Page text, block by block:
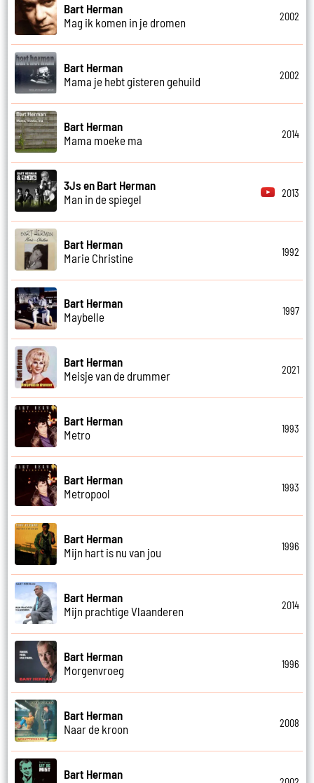
Bart Herman
Mag ik komen in je dromen
2002
Bart Herman
Mama je hebt gisteren gehuild
2002
Bart Herman
Mama moeke ma
2014
3Js en Bart Herman
Man in de spiegel
2013
Bart Herman
Marie Christine
1992
Bart Herman
Maybelle
1997
Bart Herman
Meisje van de drummer
2021
Bart Herman
Metro
1993
Bart Herman
Metropool
1993
Bart Herman
Mijn hart is nu van jou
1996
Bart Herman
Mijn prachtige Vlaanderen
2014
Bart Herman
Morgenvroeg
1996
Bart Herman
Naar de kroon
2008
Bart Herman